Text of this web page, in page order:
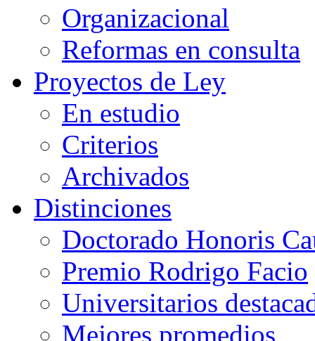
Organizacional
Reformas en consulta
Proyectos de Ley
En estudio
Criterios
Archivados
Distinciones
Doctorado Honoris
Premio Rodrigo Facio
Universitarios
Mejores promedios